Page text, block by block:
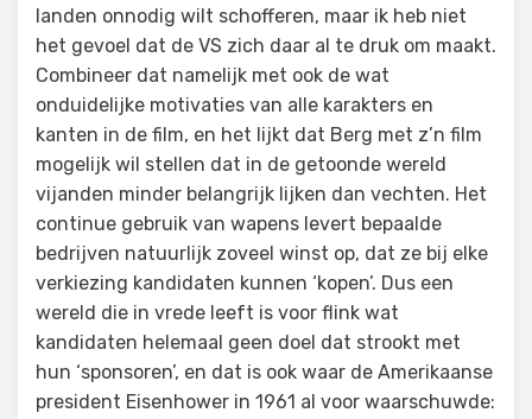
landen onnodig wilt schofferen, maar ik heb niet
het gevoel dat de VS zich daar al te druk om maakt.
Combineer dat namelijk met ook de wat
onduidelijke motivaties van alle karakters en
kanten in de film, en het lijkt dat Berg met z’n film
mogelijk wil stellen dat in de getoonde wereld
vijanden minder belangrijk lijken dan vechten. Het
continue gebruik van wapens levert bepaalde
bedrijven natuurlijk zoveel winst op, dat ze bij elke
verkiezing kandidaten kunnen ‘kopen’. Dus een
wereld die in vrede leeft is voor flink wat
kandidaten helemaal geen doel dat strookt met
hun ‘sponsoren’, en dat is ook waar de Amerikaanse
president Eisenhower in 1961 al voor waarschuwde: